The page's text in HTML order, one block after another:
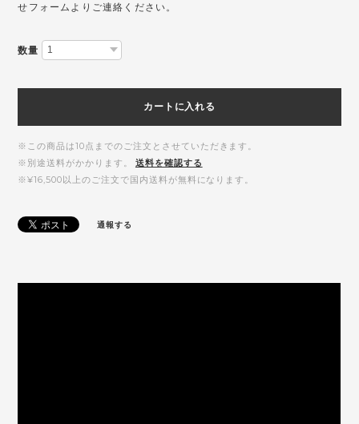
せフォームよりご連絡ください。
数量
カートに入れる
※この商品は10点までのご注文とさせていただきます。
※別途送料がかかります。
送料を確認する
※¥16,500以上のご注文で国内送料が無料になります。
通報する